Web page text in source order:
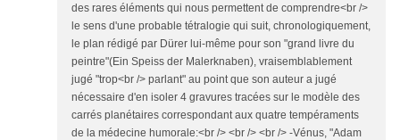
des rares éléments qui nous permettent de comprendre<br />
le sens d'une probable tétralogie qui suit, chronologiquement,
le plan rédigé par Dürer lui-même pour son "grand livre du
peintre"(Ein Speiss der Malerknaben), vraisemblablement
jugé "trop<br /> parlant" au point que son auteur a jugé
nécessaire d'en isoler 4 gravures tracées sur le modèle des
carrés planétaires correspondant aux quatre tempéraments
de la médecine humorale:<br /> <br /> <br /> -Vénus, "Adam